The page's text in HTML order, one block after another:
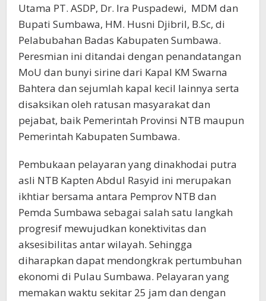
Utama PT. ASDP, Dr. Ira Puspadewi, MDM dan
Bupati Sumbawa, HM. Husni Djibril, B.Sc, di
Pelabubahan Badas Kabupaten Sumbawa.
Peresmian ini ditandai dengan penandatangan
MoU dan bunyi sirine dari Kapal KM Swarna
Bahtera dan sejumlah kapal kecil lainnya serta
disaksikan oleh ratusan masyarakat dan
pejabat, baik Pemerintah Provinsi NTB maupun
Pemerintah Kabupaten Sumbawa.
Pembukaan pelayaran yang dinakhodai putra
asli NTB Kapten Abdul Rasyid ini merupakan
ikhtiar bersama antara Pemprov NTB dan
Pemda Sumbawa sebagai salah satu langkah
progresif mewujudkan konektivitas dan
aksesibilitas antar wilayah. Sehingga
diharapkan dapat mendongkrak pertumbuhan
ekonomi di Pulau Sumbawa. Pelayaran yang
memakan waktu sekitar 25 jam dan dengan